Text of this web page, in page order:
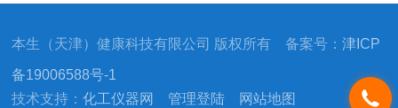
本生（天津）健康科技有限公司 版权所有 备案号：津ICP
备19006588号-1
技术支持：化工仪器网 管理登陆 网站地图